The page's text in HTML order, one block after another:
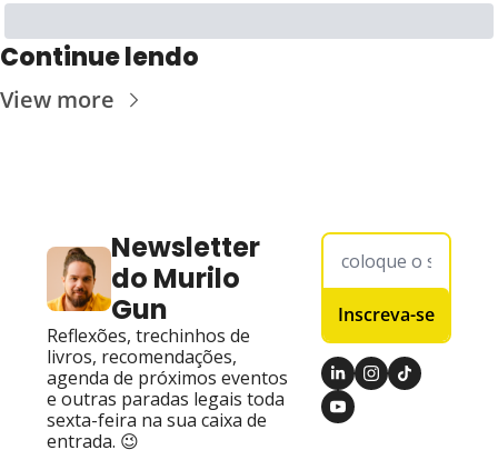
Continue lendo
View more
Newsletter
do Murilo
Gun
Reflexões, trechinhos de
livros, recomendações,
agenda de próximos eventos
e outras paradas legais toda
sexta-feira na sua caixa de
entrada. 😉
Inscreva-se